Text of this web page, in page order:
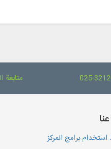
025- متابعة
برامج المركز